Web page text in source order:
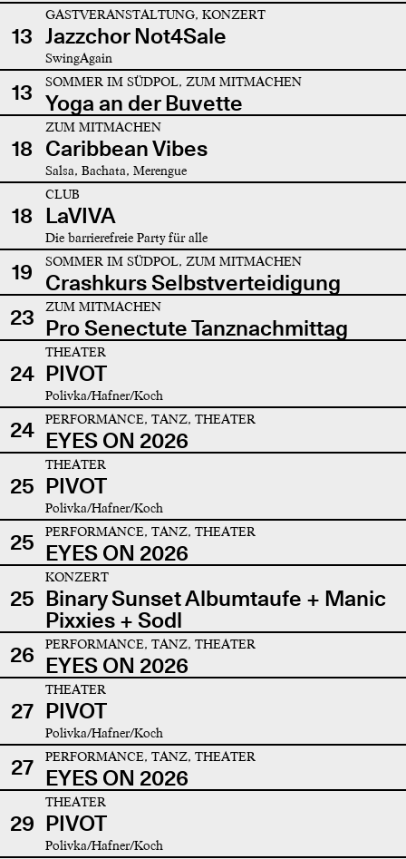
13
GASTVERANSTALTUNG, KONZERT
Jazzchor Not4Sale
SwingAgain
13 SOMMER IM SÜDPOL, ZUM MITMACHEN
Yoga an der Buvette
18
ZUM MITMACHEN
Caribbean Vibes
Salsa, Bachata, Merengue
18
CLUB
LaVIVA
Die barrierefreie Party für alle
19 SOMMER IM SÜDPOL, ZUM MITMACHEN
Crashkurs Selbstverteidigung
23
ZUM MITMACHEN
Pro Senectute Tanznachmittag
24
THEATER
PIVOT
Polivka/Hafner/Koch
24 PERFORMANCE, TANZ, THEATER
EYES ON 2026
25
THEATER
PIVOT
Polivka/Hafner/Koch
25 PERFORMANCE, TANZ, THEATER
EYES ON 2026
25
KONZERT
Binary Sunset Albumtaufe + Manic
Pixxies + Sodl
26
PERFORMANCE, TANZ, THEATER
EYES ON 2026
27
THEATER
PIVOT
Polivka/Hafner/Koch
27 PERFORMANCE, TANZ, THEATER
EYES ON 2026
29
THEATER
PIVOT
Polivka/Hafner/Koch